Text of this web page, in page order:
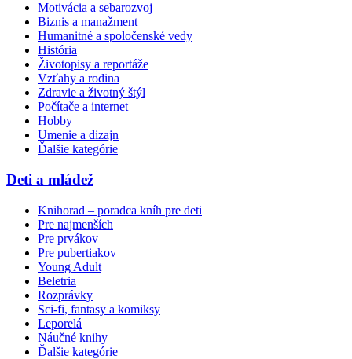
Motivácia a sebarozvoj
Biznis a manažment
Humanitné a spoločenské vedy
História
Životopisy a reportáže
Vzťahy a rodina
Zdravie a životný štýl
Počítače a internet
Hobby
Umenie a dizajn
Ďalšie kategórie
Deti a mládež
Knihorad – poradca kníh pre deti
Pre najmenších
Pre prvákov
Pre pubertiakov
Young Adult
Beletria
Rozprávky
Sci-fi, fantasy a komiksy
Leporelá
Náučné knihy
Ďalšie kategórie